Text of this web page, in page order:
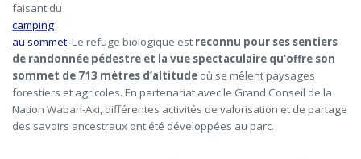
faisant du
camping
au sommet. Le refuge biologique est reconnu pour ses sentiers
de randonnée pédestre et la vue spectaculaire qu’offre son
sommet de 713 mètres d’altitude où se mêlent paysages
forestiers et agricoles. En partenariat avec le Grand Conseil de la
Nation Waban-Aki, différentes activités de valorisation et de partage
des savoirs ancestraux ont été développées au parc.